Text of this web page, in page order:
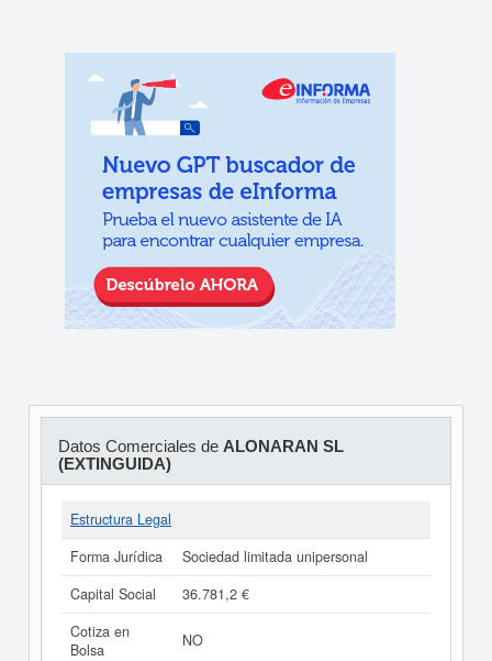
Datos Comerciales de ALONARAN SL
(EXTINGUIDA)
Estructura Legal
Forma Jurídica
Sociedad limitada unipersonal
Capital Social
36.781,2 €
Cotiza en
Bolsa
NO